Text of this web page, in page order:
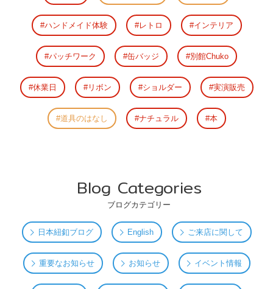
ハンドメイド体験 レトロ インテリア
パッチワーク 缶バッジ 別館Chuko
休業日 リボン ショルダー 実演販売
道具のはなし ナチュラル 本
Blog Categories
ブログカテゴリー
日本紐釦ブログ English ご来店に関して
重要なお知らせ お知らせ イベント情報